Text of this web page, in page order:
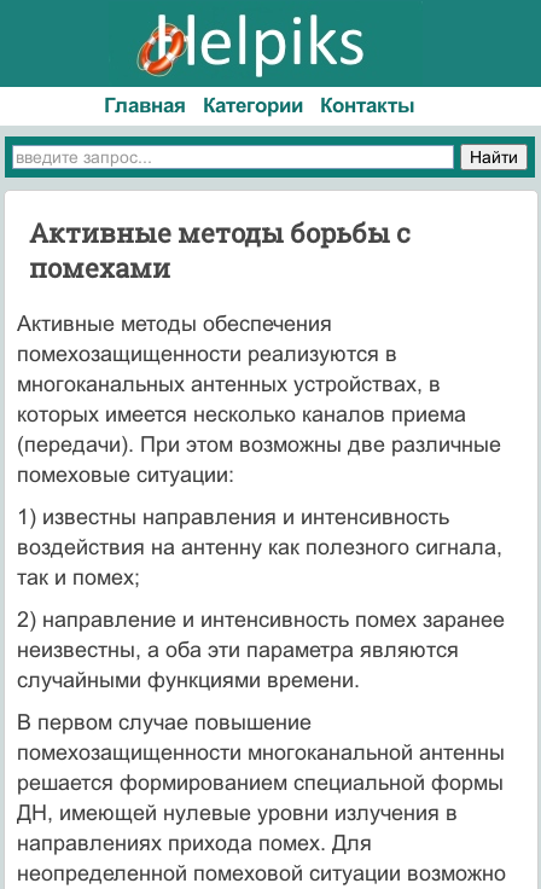
Главная Категории Контакты
Активные методы борьбы с
помехами
Активные методы обеспечения
помехозащищенности реализуются в
многоканальных антенных устройствах, в
которых имеется несколько каналов приема
(передачи). При этом возможны две различные
помеховые ситуации:
1) известны направления и интенсивность
воздействия на антенну как полезного сигнала,
так и помех;
2) направление и интенсивность помех заранее
неизвестны, а оба эти параметра являются
случайными функциями времени.
В первом случае повышение
помехозащищенности многоканальной антенны
решается формированием специальной формы
ДН, имеющей нулевые уровни излучения в
направлениях прихода помех. Для
неопределенной помеховой ситуации возможно